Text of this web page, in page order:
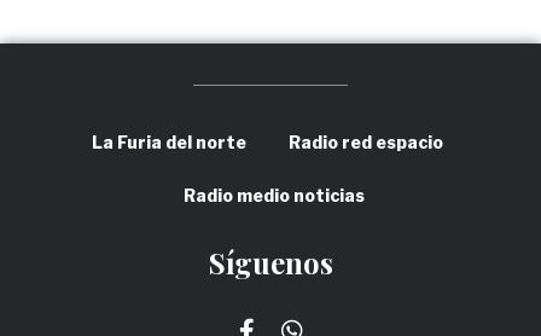
La Furia del norte Radio red espacio
Radio medio noticias
Síguenos